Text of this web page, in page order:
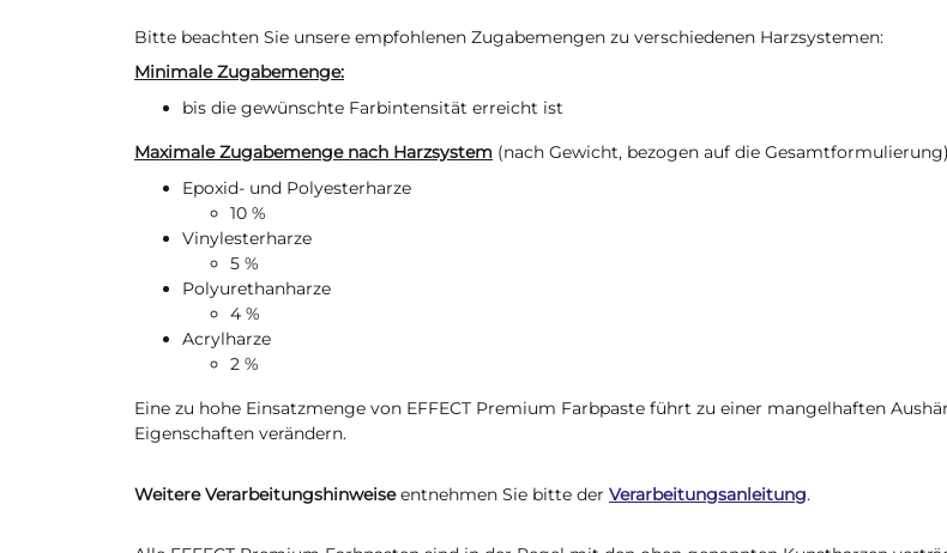
Bitte beachten Sie unsere empfohlenen Zugabemengen zu verschiedenen Harzsystemen:
Minimale Zugabemenge:
bis die gewünschte Farbintensität erreicht ist
Maximale Zugabemenge nach Harzsystem (nach Gewicht, bezogen auf die
Epoxid- und Polyesterharze
10 %
Vinylesterharze
5 %
Polyurethanharze
4 %
Acrylharze
2 %
Eine zu hohe Einsatzmenge von EFFECT Premium Farbpaste führt zu einer mangelhaften
Eigenschaften verändern.
Weitere Verarbeitungshinweiseentnehmen Sie bitte der Verarbeitungsanleitung.